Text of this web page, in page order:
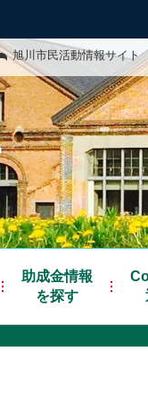
旭川市民活動情報サイ
助成金情報
を探す